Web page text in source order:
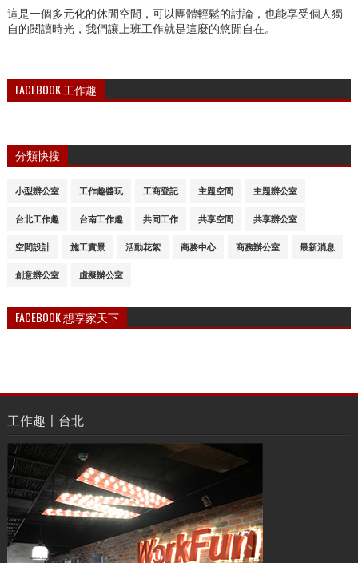
這是一個多元化的休閒空間，可以團體輕鬆的討論，也能享受個人獨
自的閱讀時光，我們讓上班工作就是這麼的悠閒自在。
FACEBOOK 工作趣
分類快搜
小型辦公室 工作趣醬玩 工商登記 主題空間 主題辦公室
台北工作趣 台南工作趣 共同工作 共享空間 共享辦公室
空間設計 施工實景 活動花絮 商務中心 商務辦公室 最新消息
創意辦公室 虛擬辦公室
FACEBOOK 想享家天下
工作趣〡台北